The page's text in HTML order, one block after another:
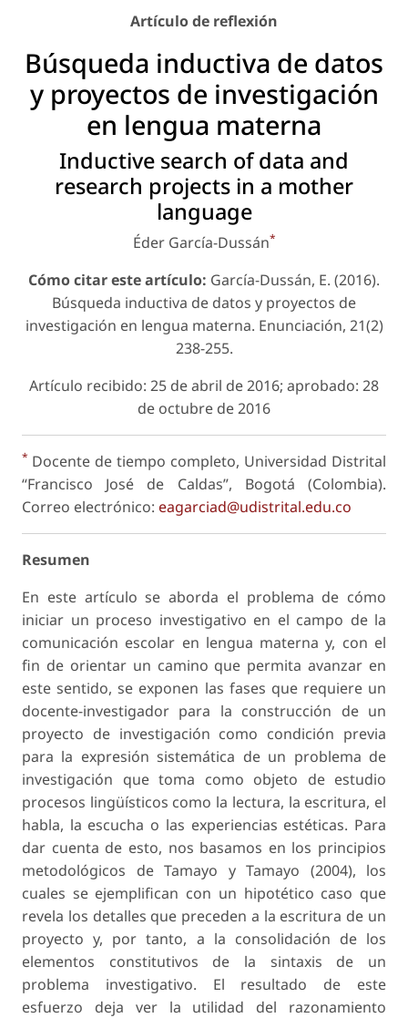
Artículo de reflexión
Búsqueda inductiva de datos
y proyectos de investigación
en lengua materna
Inductive search of data and
research projects in a mother
language
Éder García-Dussán*
Cómo citar este artículo: García-Dussán, E. (2016).
Búsqueda inductiva de datos y proyectos de
investigación en lengua materna. Enunciación, 21(2)
238-255.
Artículo recibido: 25 de abril de 2016; aprobado: 28
de octubre de 2016
* Docente de tiempo completo, Universidad Distrital
“Francisco José de Caldas”, Bogotá (Colombia).
Correo electrónico: eagarciad@udistrital.edu.co
Resumen
En este artículo se aborda el problema de cómo
iniciar un proceso investigativo en el campo de la
comunicación escolar en lengua materna y, con el
fin de orientar un camino que permita avanzar en
este sentido, se exponen las fases que requiere un
docente-investigador para la construcción de un
proyecto de investigación como condición previa
para la expresión sistemática de un problema de
investigación que toma como objeto de estudio
procesos lingüísticos como la lectura, la escritura, el
habla, la escucha o las experiencias estéticas. Para
dar cuenta de esto, nos basamos en los principios
metodológicos de Tamayo y Tamayo (2004), los
cuales se ejemplifican con un hipotético caso que
revela los detalles que preceden a la escritura de un
proyecto y, por tanto, a la consolidación de los
elementos constitutivos de la sintaxis de un
problema investigativo. El resultado de este
esfuerzo deja ver la utilidad del razonamiento